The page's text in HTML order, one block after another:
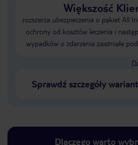
Większość
rozszerza ubezpieczenia o pakiet All
ochrony od kosztów leczenia i
wypadków o zdarzenia zaistniałe
Sprawdź szczegóły
Dlaczego warto